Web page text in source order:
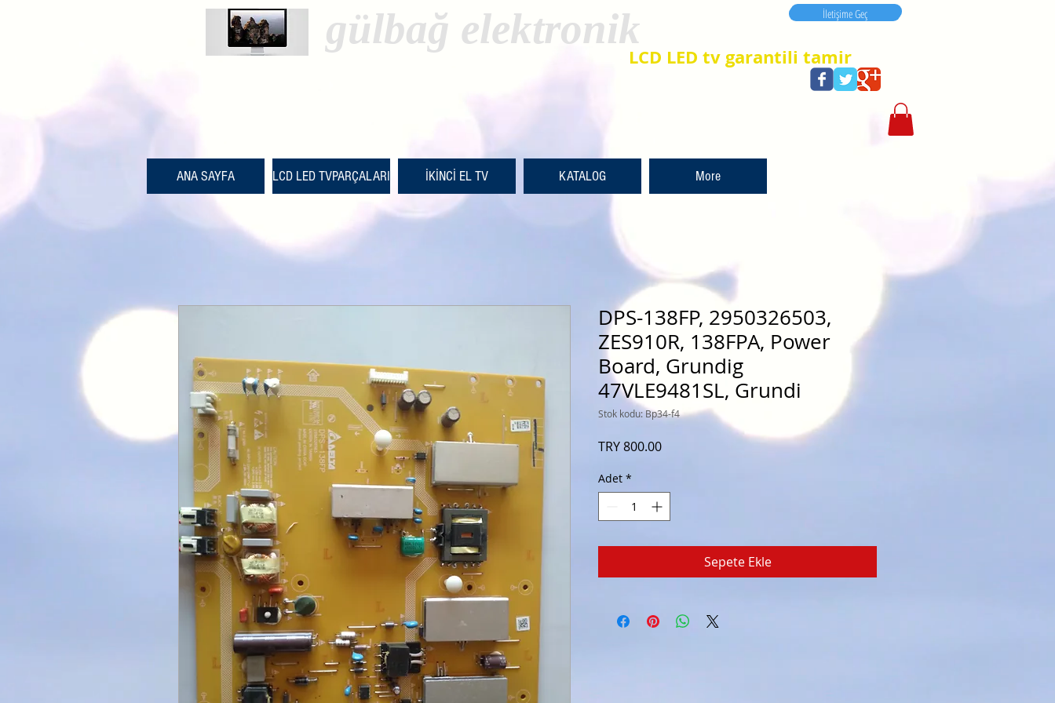
LCD LED tv garantili tamir
gülbağ elektronik İletişime Geç
İletişime Geç
ANA SAYFA LCD LED TVPARÇALARI İKİNCİ EL TV KATALOG More
DPS-138FP, 2950326503,
ZES910R, 138FPA, Power
Board, Grundig
47VLE9481SL, Grundi
Stok kodu: Bp34-f4
TRY 800.00Fiyat
Adet *
Sepete Ekle